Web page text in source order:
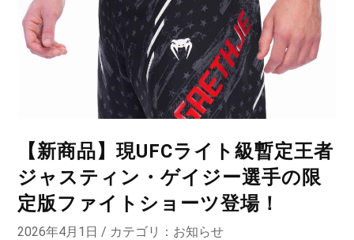
【新商品】現UFCライト級暫定王者
ジャスティン・ゲイジー選手の限
定版ファイトショーツ登場！
2026年4月1日 / カテゴリ： お知らせ